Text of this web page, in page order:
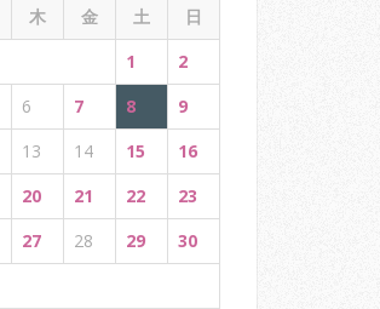
木 金 土 日
1
2
6 7 8
9
13 14 15
16
20 21 22
23
27 28 29
30